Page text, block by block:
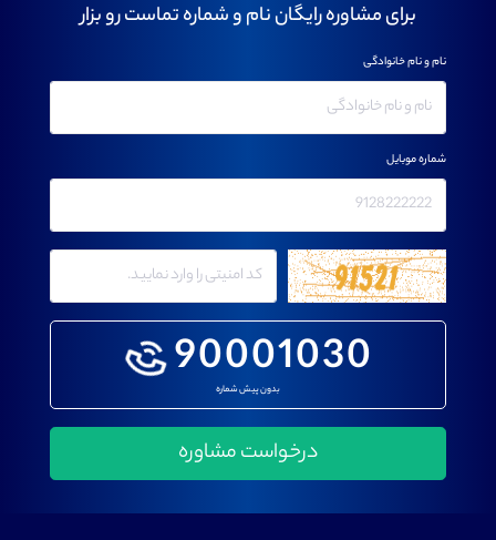
برای مشاوره رایگان نام و شماره تماست رو بزار
90001030
بدون پیش شماره
نام و نام خانوادگی
شماره موبایل